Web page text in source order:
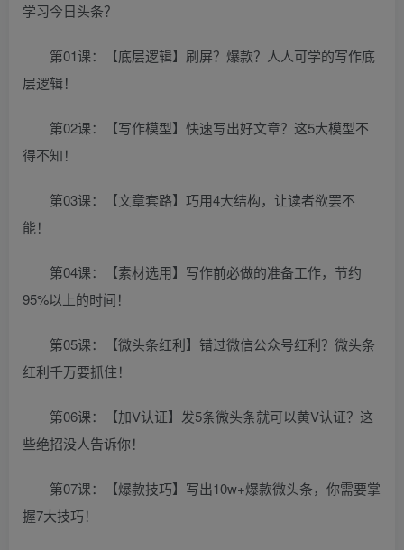
学习今日头条？
第01课：【底层逻辑】刷屏？爆款？人人可学的写作底
层逻辑！
第02课：【写作模型】快速写出好文章？这5大模型不
得不知！
第03课：【文章套路】巧用4大结构，让读者欲罢不
能！
第04课：【素材选用】写作前必做的准备工作，节约
95%以上的时间！
第05课：【微头条红利】错过微信公众号红利？微头条
红利千万要抓住！
第06课：【加V认证】发5条微头条就可以黄V认证？这
些绝招没人告诉你！
第07课：【爆款技巧】写出10w+爆款微头条，你需要掌
握7大技巧！